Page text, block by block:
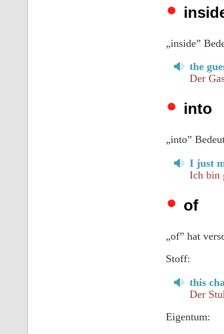
„inside”
the
Der
into
„into”
I just
Ich bin
of
„of” hat
Stoff:
this
Der
Eigentum: